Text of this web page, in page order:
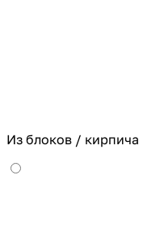
Из блоков / кирпича